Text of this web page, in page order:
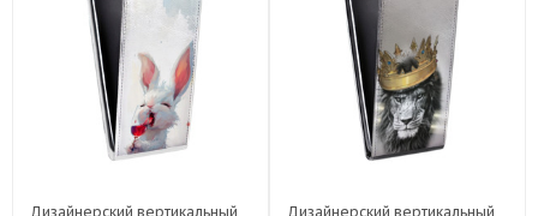
Дизайнерский вертикальный
Дизайнерский вертикальный